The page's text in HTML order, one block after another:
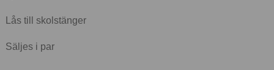
Lås till skolstänger
Säljes i par